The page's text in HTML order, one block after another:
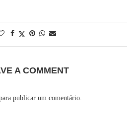
A COMMENT
publicar um comentário.